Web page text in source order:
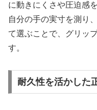
に動きにくさや圧迫感
自分の手の実寸を測り
て選ぶことで、グリッ
す。
耐久性を活かした